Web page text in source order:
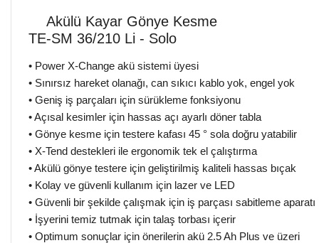
Akülü Kayar Gönye Kesme
TE-SM 36/210 Li - Solo
• Power X-Change akü sistemi üyesi
• Sınırsız hareket olanağı, can sıkıcı kablo yok, engel yok
• Geniş iş parçaları için sürükleme fonksiyonu
• Açısal kesimler için hassas açı ayarlı döner tabla
• Gönye kesme için testere kafası 45 ° sola doğru yatabilir
• X-Tend destekleri ile ergonomik tek el çalıştırma
• Akülü gönye testere için geliştirilmiş kaliteli hassas bıçak
• Kolay ve güvenli kullanım için lazer ve LED
• Güvenli bir şekilde çalışmak için iş parçası sabitleme aparatı
• İşyerini temiz tutmak için talaş torbası içerir
• Optimum sonuçlar için önerilerin akü 2.5 Ah Plus ve üzeri